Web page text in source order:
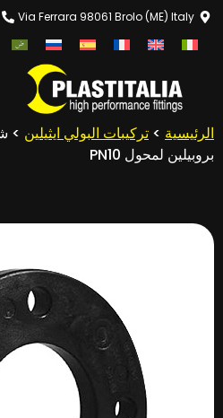
Via Ferrara 98061 Brolo (ME) Italy
الرئيسية > تركيبات البولي ايثيلين >
بروبيلين لمحول PN10